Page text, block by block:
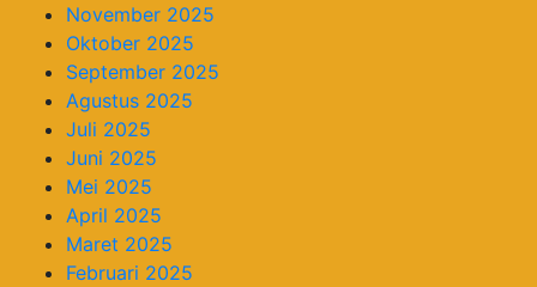
November 2025
Oktober 2025
September 2025
Agustus 2025
Juli 2025
Juni 2025
Mei 2025
April 2025
Maret 2025
Februari 2025